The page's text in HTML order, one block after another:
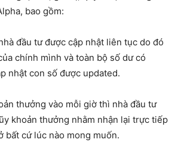
bao gồm:
đầu tư được cập nhật liên tục do đó
chính mình và toàn bộ số dư có
nhật con số được updated.
thưởng vào mỗi giờ thì nhà đầu tư
khoản thưởng nhằm nhận lại trực tiếp
bất cứ lúc nào mong muốn.